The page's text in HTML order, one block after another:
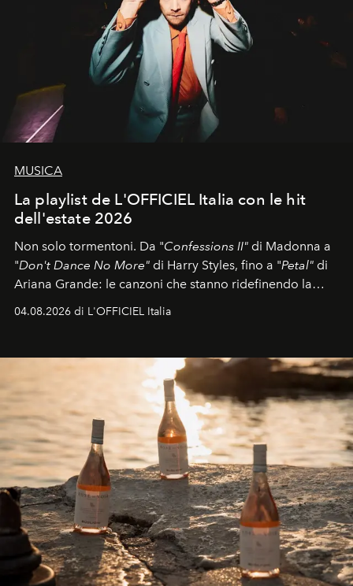
MUSICA
La playlist de L'OFFICIEL Italia con le hit
dell'estate 2026
Non solo tormentoni. Da "Confessions II" di Madonna a
"Don't Dance No More" di Harry Styles, fino a "Petal" di
Ariana Grande: le canzoni che stanno ridefinendo la
04.08.2026 di L'OFFICIEL Italia